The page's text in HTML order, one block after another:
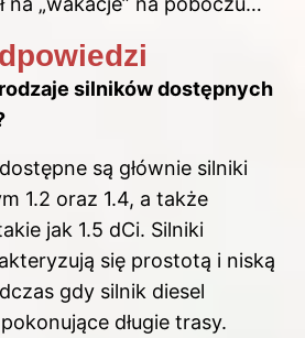
silników dostępnych
są głównie silniki
1.2 oraz 1.4, a także
jak 1.5 dCi. Silniki
się prostotą i niską
gdy silnik diesel
długie trasy.